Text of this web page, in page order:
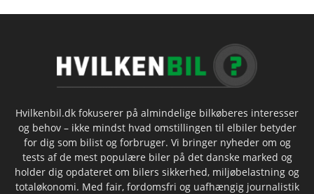
Hvilkenbil.dk fokuserer på almindelige bilkøberes interesser
og behov – ikke mindst hvad omstillingen til elbiler betyder
for dig som bilist og forbruger. Vi bringer nyheder om og
tests af de mest populære biler på det danske marked og
holder dig opdateret om bilers sikkerhed, miljøbelastning og
totaløkonomi. Med fair, fordomsfri og uafhængig journalistik